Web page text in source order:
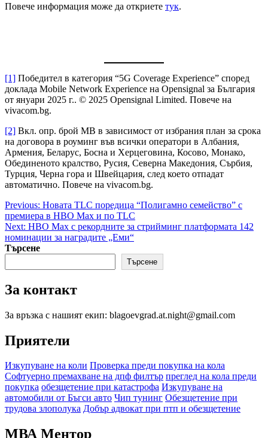
Повече информация може да откриете тук.
[1] Победител в категория “5G Coverage Experience” според
доклада Mobile Network Experience на Opensignal за България
от януари 2025 г.. © 2025 Opensignal Limited. Повече на
vivacom.bg.
[2] Вкл. опр. брой МВ в зависимост от избрания план за срока
на договора в роуминг във всички оператори в Албания,
Армения, Беларус, Босна и Херцеговина, Косово, Монако,
Обединеното кралство, Русия, Северна Македония, Сърбия,
Турция, Черна гора и Швейцария, след което отпадат
автоматично. Повече на vivacom.bg.
Post
navigation
Previous: Новата TLC поредица “Полигамно семейство” с
премиера в HBO Max и по TLC
Next: HBO Max с рекордните за стрийминг платформата 142
номинации за наградите „Еми“
Търсене
Търсене
За контакт
За връзка с нашият екип: blagoevgrad.at.night@gmail.com
Приятели
Изкупуване на коли Проверка преди покупка на кола
Софтуерно премахване на дпф филтър преглед на кола преди
покупка обезщетение при катастрофа Изкупуване на
автомобили от Бъгси авто Чип тунинг Обезщетение при
трудова злополука Добър адвокат при птп и обезщетение
МВА Ментор